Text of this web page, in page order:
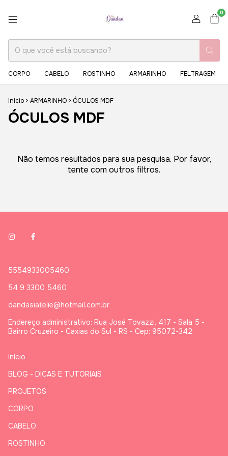
0
CORPO CABELO ROSTINHO ARMARINHO FELTRAGEM
Início > ARMARINHO > ÓCULOS MDF
ÓCULOS MDF
Não temos resultados para sua pesquisa. Por favor,
tente com outros filtros.
5554933005460
54 9 3300 5460
dandasiatelie@hotmail.com.br
Endereço administrativo: Rua José Tovazzi, 417 - Sala 5 -
Bairro Cruzeiro - Caxias do Sul - RS - Cep: 95072-342
Início
BLOG - DICAS E TUTORIAIS
PROJETOS
CORPO
CABELO
ROSTINHO